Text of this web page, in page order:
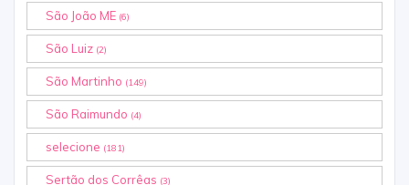
São João ME (6)
São Luiz (2)
São Martinho (149)
São Raimundo (4)
selecione (181)
Sertão dos Corrêas (3)